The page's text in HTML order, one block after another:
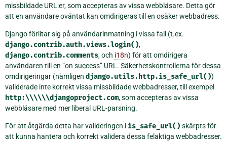
missbildade URL:er, som accepteras av vissa webbläsare. Detta gör
att en användare oväntat kan omdirigeras till en osäker webbadress.
Django förlitar sig på användarinmatning i vissa fall (t.ex.
django.contrib.auth.views.login(),
django.contrib.comments, och i18n) för att omdirigera
användaren till en ”on success” URL. Säkerhetskontrollerna för dessa
omdirigeringar (nämligen django.utils.http.is_safe_url())
validerade inte korrekt vissa missbildade webbadresser, till exempel
http:\\\\\\djangoproject.com, som accepteras av vissa
webbläsare med mer liberal URL-parsning.
För att åtgärda detta har valideringen i is_safe_url() skärpts för
att kunna hantera och korrekt validera dessa felaktiga webbadresser.